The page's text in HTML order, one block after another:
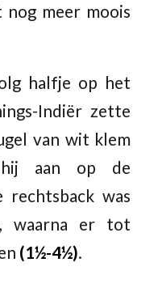
nog meer moois
halfje op het
Indiër zette
van wit klem
aan op de
was
waarna er tot
(1½-4½).